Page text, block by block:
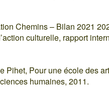
Chemins – Bilan 2021
culturelle, rapport
Pihet, Pour une école des
humaines, 2011.